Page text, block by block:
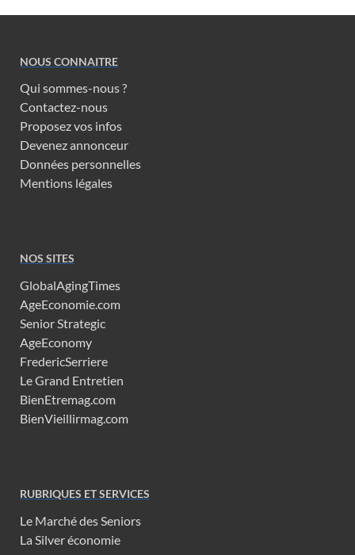
NOUS CONNAITRE
Qui sommes-nous ?
Contactez-nous
Proposez vos infos
Devenez annonceur
Données personnelles
Mentions légales
NOS SITES
GlobalAgingTimes
AgeEconomie.com
Senior Strategic
AgeEconomy
FredericSerriere
Le Grand Entretien
BienEtremag.com
BienVieillirmag.com
RUBRIQUES ET SERVICES
Le Marché des Seniors
La Silver économie